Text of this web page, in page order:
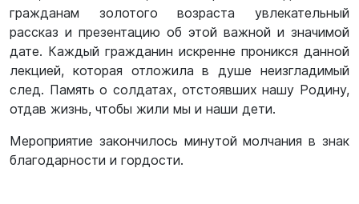
гражданам золотого возраста увлекательный
рассказ и презентацию об этой важной и значимой
дате. Каждый гражданин искренне проникся данной
лекцией, которая отложила в душе неизгладимый
след. Память о солдатах, отстоявших нашу Родину,
отдав жизнь, чтобы жили мы и наши дети.
Мероприятие закончилось минутой молчания в знак
благодарности и гордости.